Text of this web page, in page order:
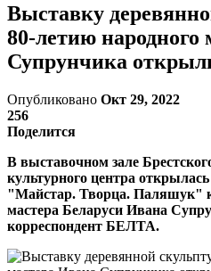
Выставку
80-летию народного
Супрунчика
Опубликовано Окт 29, 2022
256
Поделится
В выставочном зале
культурного центра
"Майстар. Творца. Паляшук"
мастера Беларуси Ивана
корреспондент БЕЛТА.